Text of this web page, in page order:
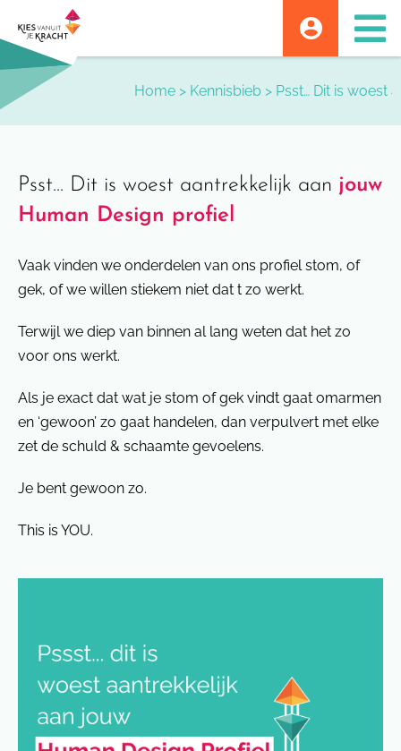
to
content
Home > Kennisbieb > Psst… Dit is woest
Psst... Dit is woest aantrekkelijk aan jouw
Human Design profiel
Vaak vinden we onderdelen van ons profiel stom, of
gek, of we willen stiekem niet dat t zo werkt.
Terwijl we diep van binnen al lang weten dat het zo
voor ons werkt.
Als je exact dat wat je stom of gek vindt gaat omarmen
en ‘gewoon’ zo gaat handelen, dan verpulvert met elke
zet de schuld & schaamte gevoelens.
Je bent gewoon zo.
This is YOU.